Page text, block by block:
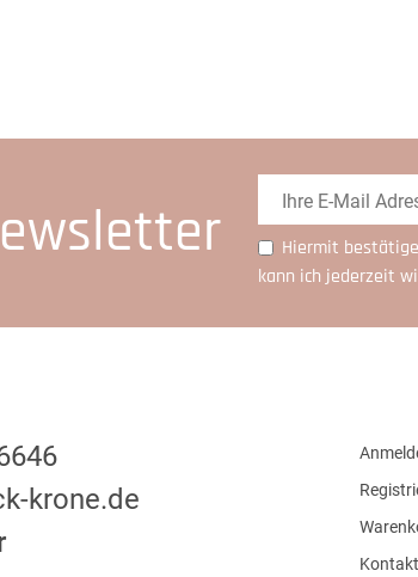
Hiermit
kann ich jederzeit
krone.de
Kontakt